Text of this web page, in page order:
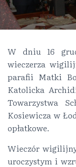
W dniu 16
wieczerza
parafii Matki
Katolicka
Towarzystwa
Kosiewicza w
opłatkowe.
Wieczór
uroczystym i